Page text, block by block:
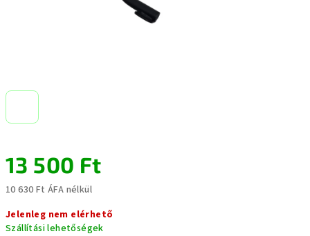
13 500 Ft
10 630 Ft ÁFA nélkül
Jelenleg nem elérhető
Szállítási lehetőségek